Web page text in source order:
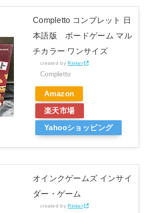
Completto コンプレット 日
本語版 ボードゲーム マル
チカラー ワンサイズ
created byRinker
Completto
Amazon
楽天市場
Yahooショッピング
オインクゲームズ インサイ
ダー・ゲーム
created byRinker